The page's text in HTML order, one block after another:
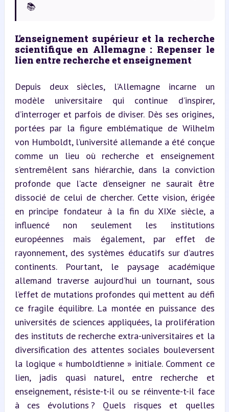
📚
L’enseignement supérieur et la recherche
scientifique en Allemagne : Repenser le
lien entre recherche et enseignement
Depuis deux siècles, l’Allemagne incarne un
modèle universitaire qui continue d’inspirer,
d’interroger et parfois de diviser. Dès ses origines,
portées par la figure emblématique de Wilhelm
von Humboldt, l’université allemande a été conçue
comme un lieu où recherche et enseignement
s’entremêlent sans hiérarchie, dans la conviction
profonde que l’acte d’enseigner ne saurait être
dissocié de celui de chercher. Cette vision, érigée
en principe fondateur à la fin du XIXe siècle, a
influencé non seulement les institutions
européennes mais également, par effet de
rayonnement, des systèmes éducatifs sur d’autres
continents. Pourtant, le paysage académique
allemand traverse aujourd’hui un tournant, sous
l’effet de mutations profondes qui mettent au défi
ce fragile équilibre. La montée en puissance des
universités de sciences appliquées, la prolifération
des instituts de recherche extra-universitaires et la
diversification des attentes sociales bouleversent
la logique « humboldtienne » initiale. Comment ce
lien, jadis quasi naturel, entre recherche et
enseignement, résiste-t-il ou se réinvente-t-il face
à ces évolutions ? Quels risques et quelles